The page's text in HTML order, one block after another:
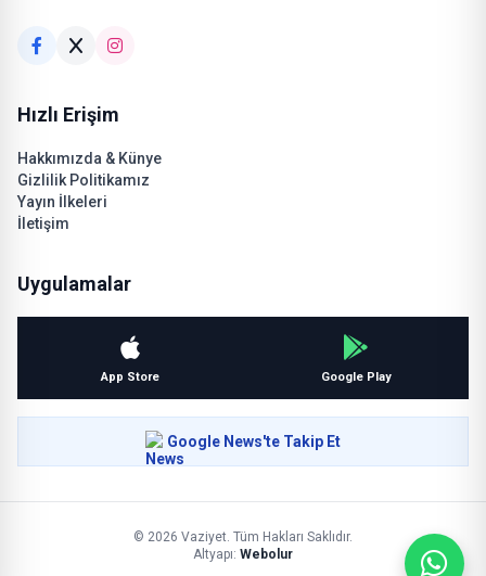
Hızlı Erişim
Hakkımızda & Künye
Gizlilik Politikamız
Yayın İlkeleri
İletişim
Uygulamalar
App Store Google Play
Google News'te Takip Et
© 2026 Vaziyet. Tüm Hakları Saklıdır.
Altyapı: Webolur